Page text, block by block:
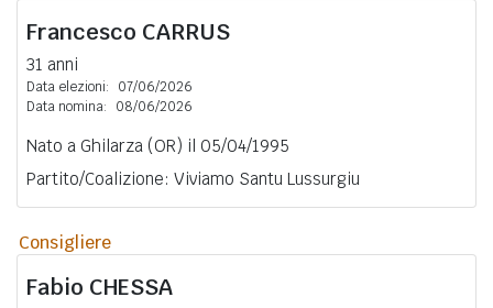
Francesco CARRUS
31 anni
Data elezioni:
07/06/2026
Data nomina:
08/06/2026
Nato a Ghilarza (OR) il 05/04/1995
Partito/Coalizione: Viviamo Santu Lussurgiu
Consigliere
Fabio CHESSA